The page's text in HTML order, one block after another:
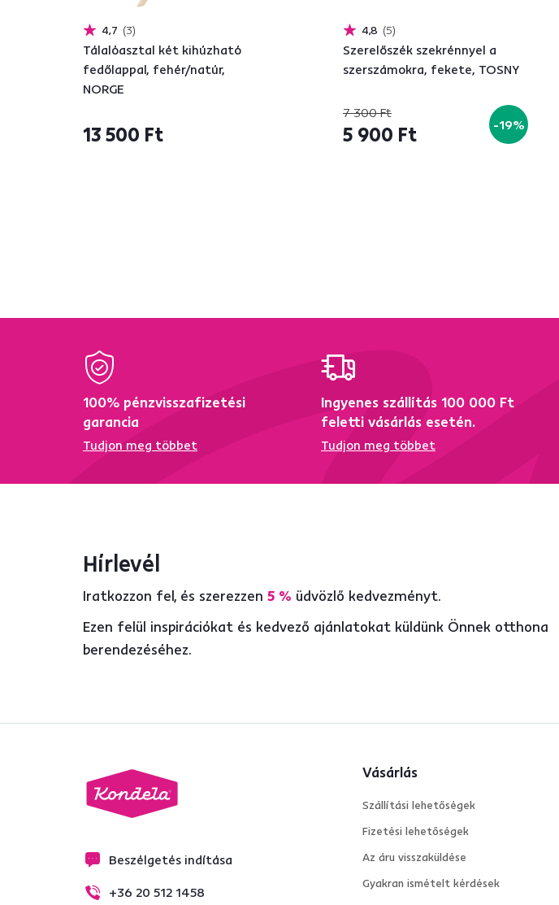
4,7 3
Tálalóasztal két kihúzható
fedőlappal, fehér/natúr,
NORGE
13 500 Ft
4,8 5
Szerelőszék szekrénnyel a
szerszámokra, fekete, TOSNY
7 300 Ft
5 900 Ft -19%
100% pénzvisszafizetési
garancia
Tudjon meg többet
Ingyenes szállítás 100 000 Ft
feletti vásárlás esetén.
Tudjon meg többet
Hírlevél
Iratkozzon fel, és szerezzen 5 % üdvözlő kedvezményt.
Ezen felül inspirációkat és kedvező ajánlatokat küldünk Önnek otthona
berendezéséhez.
Beszélgetés indítása
+36 20 512 1458
Vásárlás
Szállítási lehetőségek
Fizetési lehetőségek
Az áru visszaküldése
Gyakran ismételt kérdések